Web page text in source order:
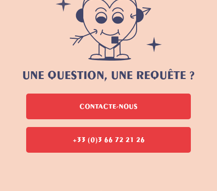
UNE QUESTION, UNE REQUÊTE ?
CONTACTE-NOUS
+33 (0)3 66 72 21 26